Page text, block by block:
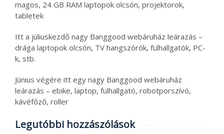
magos, 24 GB RAM laptopok olcsón, projektorok,
tabletek
Itt a júliuskezdő nagy Banggood webáruház leárazás –
drága laptopok olcsón, TV hangszórók, fülhallgatók, PC-
k, stb.
Június végére itt egy nagy Banggood webáruház
leárazás – ebike, laptop, fülhallgató, robotporszívó,
kávéfőző, roller
Legutóbbi hozzászólások